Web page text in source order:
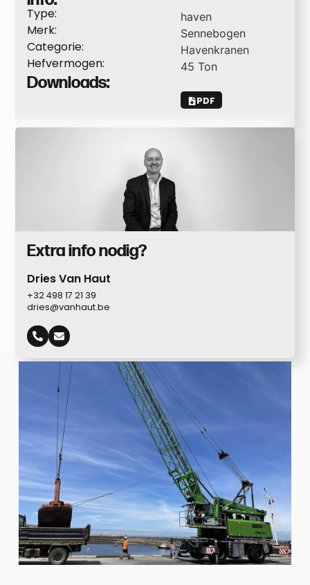
Type: haven
Merk: Sennebogen
Categorie: Havenkranen
Hefvermogen: 45 Ton
Downloads:
PDF
Extra info nodig?
Dries Van Haut
+32 498 17 21 39
dries@vanhaut.be